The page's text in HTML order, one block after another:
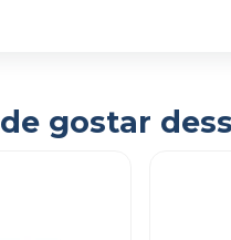
gostar